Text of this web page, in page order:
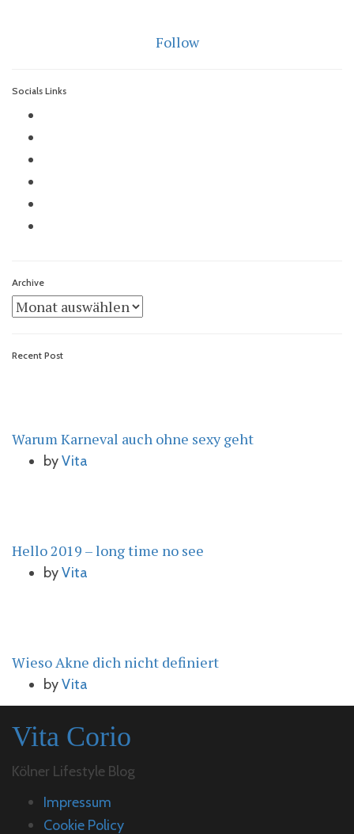
Follow
Socials Links
Archive
Archive
Recent Post
Warum Karneval auch ohne sexy geht
byVita
Hello 2019 – long time no see
byVita
Wieso Akne dich nicht definiert
byVita
Vita Corio
Kölner Lifestyle Blog
Impressum
Cookie Policy